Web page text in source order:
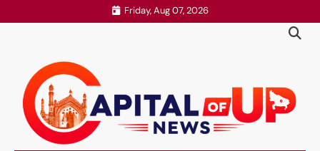
to
Friday, Aug 07, 2026